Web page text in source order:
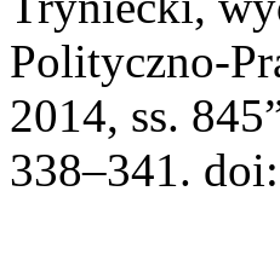
Polityczno-
2014, ss.
338–341.